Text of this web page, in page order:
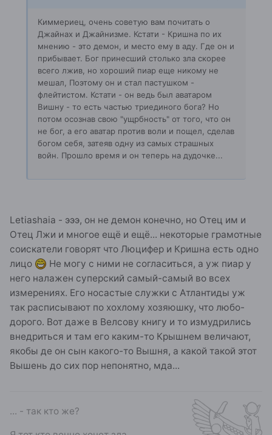
Киммериец, очень советую вам почитать о
Джайнах и Джайнизме. Кстати - Кришна по их
мнению - это демон, и место ему в аду. Где он и
прибывает. Бог принесший столько зла скорее
всего лжив, но хороший пиар еще никому не
мешал, Поэтому он и стал пастушком -
флейтистом. Кстати - он ведь был аватаром
Вишну - то есть частью триединого бога? Но
потом осознав свою "ущрбность" от того, что он
не бог, а его аватар против воли и пощел, сделав
богом себя, затеяв одну из самых страшных
войн. Прошло время и он теперь на дудочке...
Letiashaia - эээ, он не демон конечно, но Отец им и
Отец Лжи и многое ещё и ещё... некоторые грамотные
соискатели говорят что Люцифер и Кришна есть одно
лицо
Не могу с ними не согласиться, а уж пиар у
него налажен суперский самый-самый во всех
измерениях. Его носастые служки с Атлантиды уж
так расписывают по хохлому хозяюшку, что любо-
дорого. Вот даже в Велсову книгу и то измудрились
внедриться и там его каким-то Крышнем величают,
якобы де он сын какого-то Вышня, а какой такой этот
Вышень до сих пор непонятно, мда...
... - так кто же?